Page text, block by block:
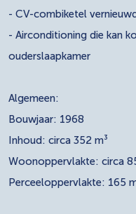
- CV-combiketel
- Airconditioning die kan
ouderslaapkamer
Algemeen:
Bouwjaar: 1968
Inhoud: circa 352 m³
Woonoppervlakte: circa
Perceeloppervlakte: 165